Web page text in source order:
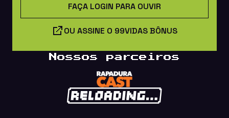
FAÇA LOGIN PARA OUVIR
OU ASSINE O 99VIDAS BÔNUS
Nossos parceiros